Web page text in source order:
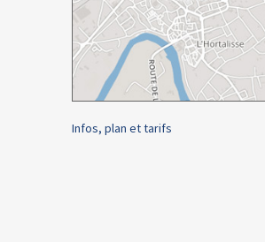
Infos, plan et tarifs